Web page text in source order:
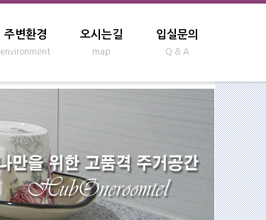
주변환경
environment
오시는길
map
입실문의
Q & A